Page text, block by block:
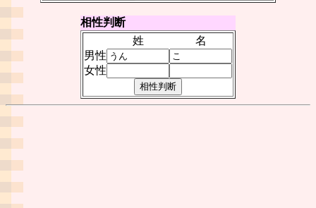
相性判断
姓
名
男性
女性